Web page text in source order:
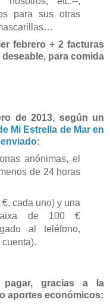
para sus otras
febrero + 2 facturas
para comida
de 2013, según un
Mi Estrella de Mar en
:
anónimas, el
de 24 horas
cada uno) y una
de 100 €
al teléfono,
gracias a la
aportes económicos: